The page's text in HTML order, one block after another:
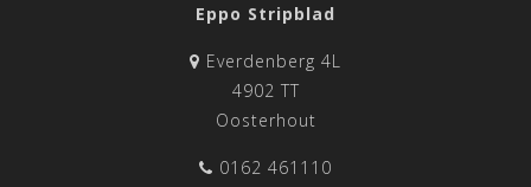
Eppo Stripblad
Everdenberg 4L
4902 TT
Oosterhout
0162 461110